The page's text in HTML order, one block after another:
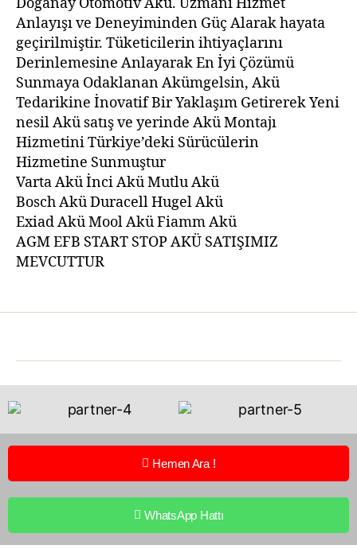
Anlayışı ve Deneyiminden Güç Alarak hayata
geçirilmiştir. Tüketicilerin ihtiyaçlarını
Derinlemesine Anlayarak En İyi Çözümü
Sunmaya Odaklanan Akümgelsin, Akü
Tedarikine İnovatif Bir Yaklaşım Getirerek Yeni
nesil Akü satış ve yerinde Akü Montajı
Hizmetini Türkiye’deki Sürücülerin
Hizmetine Sunmuştur
Varta Akü İnci Akü Mutlu Akü
Bosch Akü Duracell Hugel Akü
Exiad Akü Mool Akü Fiamm Akü
AGM EFB START STOP AKÜ SATIŞIMIZ
MEVCUTTUR
Hemen Ara !
WhatsApp Hattı